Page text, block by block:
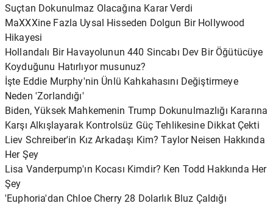
Suçtan Dokunulmaz Olacağına Karar Verdi
MaXXXine Fazla Uysal Hisseden Dolgun Bir Hollywood
Hikayesi
Hollandalı Bir Havayolunun 440 Sincabı Dev Bir Öğütücüye
Koyduğunu Hatırlıyor musunuz?
İşte Eddie Murphy'nin Ünlü Kahkahasını Değiştirmeye
Neden 'Zorlandığı'
Biden, Yüksek Mahkemenin Trump Dokunulmazlığı Kararına
Karşı Alkışlayarak Kontrolsüz Güç Tehlikesine Dikkat Çekti
Liev Schreiber'in Kız Arkadaşı Kim? Taylor Neisen Hakkında
Her Şey
Lisa Vanderpump'ın Kocası Kimdir? Ken Todd Hakkında Her
Şey
'Euphoria'dan Chloe Cherry 28 Dolarlık Bluz Çaldığı